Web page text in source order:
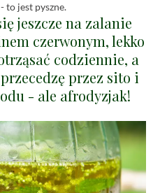
to jest pyszne.
jeszcze na zalanie
czerwonym, lekko
codziennie, a
przez sito i
- ale afrodyzjak!